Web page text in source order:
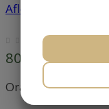
Afløbs Rør Orange
80,00 DKK
Orange afløbsrør